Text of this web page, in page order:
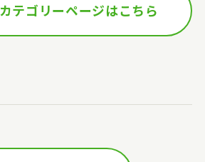
テゴリーページはこちら